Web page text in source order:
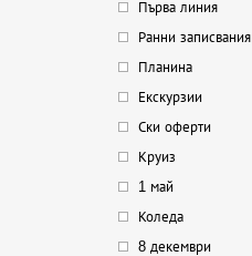
Първа линия
Ранни записвания
Планина
Екскурзии
Ски оферти
Круиз
1 май
Коледа
8 декември